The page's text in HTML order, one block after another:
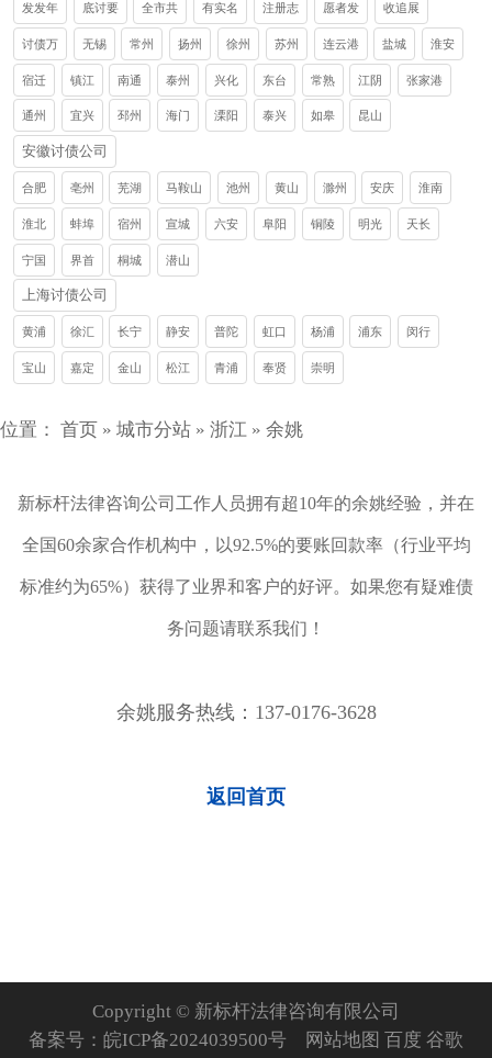
发发年 底讨要 全市共 有实名 注册志 愿者发 收追展
讨债万 无锡 常州 扬州 徐州 苏州 连云港 盐城 淮安
宿迁 镇江 南通 泰州 兴化 东台 常熟 江阴 张家港
通州 宜兴 邳州 海门 溧阳 泰兴 如皋 昆山
安徽讨债公司
合肥 亳州 芜湖 马鞍山 池州 黄山 滁州 安庆 淮南
淮北 蚌埠 宿州 宣城 六安 阜阳 铜陵 明光 天长
宁国 界首 桐城 潜山
上海讨债公司
黄浦 徐汇 长宁 静安 普陀 虹口 杨浦 浦东 闵行
宝山 嘉定 金山 松江 青浦 奉贤 崇明
位置： 首页 » 城市分站 » 浙江 » 余姚
新标杆法律咨询公司工作人员拥有超10年的余姚经验，并在
全国60余家合作机构中，以92.5%的要账回款率（行业平均
标准约为65%）获得了业界和客户的好评。如果您有疑难债
务问题请联系我们！
余姚服务热线：137-0176-3628
返回首页
Copyright © 新标杆法律咨询有限公司
备案号： 皖ICP备2024039500号 网站地图 百度 谷歌